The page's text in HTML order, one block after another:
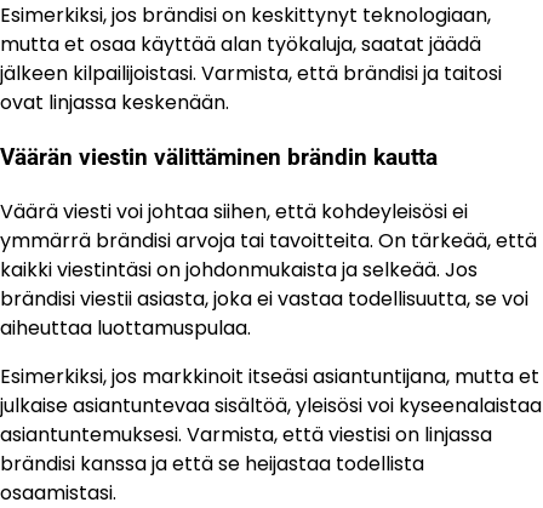
Esimerkiksi, jos brändisi on keskittynyt teknologiaan,
mutta et osaa käyttää alan työkaluja, saatat jäädä
jälkeen kilpailijoistasi. Varmista, että brändisi ja taitosi
ovat linjassa keskenään.
Väärän viestin välittäminen brändin kautta
Väärä viesti voi johtaa siihen, että kohdeyleisösi ei
ymmärrä brändisi arvoja tai tavoitteita. On tärkeää, että
kaikki viestintäsi on johdonmukaista ja selkeää. Jos
brändisi viestii asiasta, joka ei vastaa todellisuutta, se voi
aiheuttaa luottamuspulaa.
Esimerkiksi, jos markkinoit itseäsi asiantuntijana, mutta et
julkaise asiantuntevaa sisältöä, yleisösi voi kyseenalaistaa
asiantuntemuksesi. Varmista, että viestisi on linjassa
brändisi kanssa ja että se heijastaa todellista
osaamistasi.